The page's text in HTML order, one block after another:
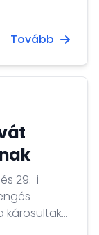
Tovább
károsultak